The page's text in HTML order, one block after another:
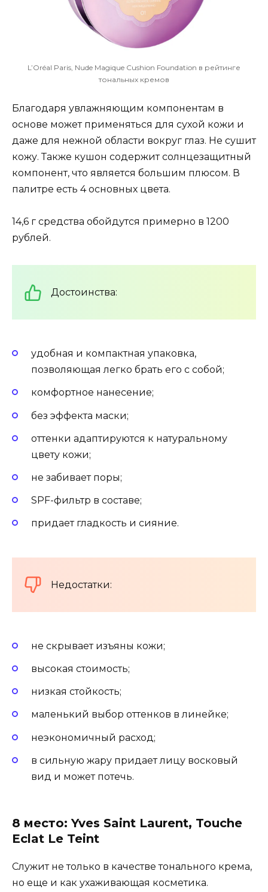
L’Oréal Paris, Nude Magique Cushion Foundation в рейтинге
тональных кремов
Благодаря увлажняющим компонентам в
основе может применяться для сухой кожи и
даже для нежной области вокруг глаз. Не сушит
кожу. Также кушон содержит солнцезащитный
компонент, что является большим плюсом. В
палитре есть 4 основных цвета.
14,6 г средства обойдутся примерно в 1200
рублей.
Достоинства:
удобная и компактная упаковка,
позволяющая легко брать его с собой;
комфортное нанесение;
без эффекта маски;
оттенки адаптируются к натуральному
цвету кожи;
не забивает поры;
SPF-фильтр в составе;
придает гладкость и сияние.
Недостатки:
не скрывает изъяны кожи;
высокая стоимость;
низкая стойкость;
маленький выбор оттенков в линейке;
неэкономичный расход;
в сильную жару придает лицу восковый
вид и может потечь.
8 место: Yves Saint Laurent, Touche
Eclat Le Teint
Служит не только в качестве тонального крема,
но еще и как ухаживающая косметика.